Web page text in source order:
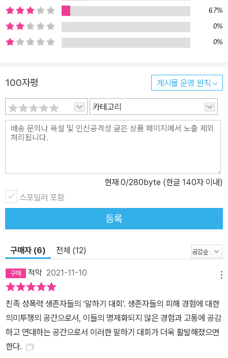
하지 않는 오래된 이야기가 바로 ‘친족 성폭력’이다. 피해자들은 후유
증을 안고 살아가는 중이다. 일반적인 폭력이나 성폭력보다 친족 성
폭력은 훨씬 더 강력한 상흔을 남겨 일정 기간 기억을 잃어버렸다가
다시 강력한 돌풍이 되어 나타나기도 한다. 이 책의 몇몇 저자가 30~
유다. 저자들이 책을 내면서 독자들과 사회에 바라는 것은 이 문제를
직면하길 꺼려하지 않고, 입에 담길 거부하지 않는 것이다. 사실을 직
시하는 용기를 함께 내야만 그들이 살아온 현실과 세월이 부정당하지
않을 수 있다. 아빠도 오빠도 엄마도 가해자다 불가살이는 친오빠를
잘 따랐다. 둘은 어려서 같이 운동도 하고 여느 남매들처럼 친하게 지
몸에 대고 비비거나 동생 목덜미의 냄새를 맡았고, 그런 행위는 늘 사
정으로 끝났다. 정인은 첫째 오빠와 둘째 오빠 모두에게 성폭력을 겪
었다. 이들은 순차적으로 동생의 몸에서 자신의 욕구를 충족했다. 희
망은 남동생에게 성폭행을 당했는데, 남동생은 친족 성폭력 가해자인
성관계를 가졌고, 그 현장을 딸에게 들키자, 엄마가 입막음하려고 남
자란 딸로 무엇 하나 부족함 없는 유년 시절을 보냈다. 그러던 어느 날
엄마가 이 세상을 뜨면서 명아의 삶도 지옥으로 성큼 끌려 들어갔다.
아빠가 딸에게 강제로 성폭력을 행사하기 시작한 것이다. 명아는 “인
생이 그저 비극이었다. 나는 내가 누군지 아직도 잘 모른다”고 말한
다. 예원은 여덟 살 때 오빠가 구강성교를 강요했고, 이후 4년간 강간
을 당했다. 예원에게는 두 살 어린 남동생이 있었는데, 오빠는 예원과
6.7%
0%
0%
100자평 게시물 운영 원칙
카테고리
현재 0/280byte (한글 140자 이내)
스포일러 포함
등록
구매자 (6) 전체 (12)
적막 2021-11-10
친족 성폭력 생존자들의 ‘말하기 대회’. 생존자들의 피해 경험에 대한
의미투쟁의 공간으로서, 이들의 명제화되지 않은 경험과 고통에 공감
하고 연대하는 공간으로서 이러한 말하기 대회가 더욱 활발해졌으면
한다.